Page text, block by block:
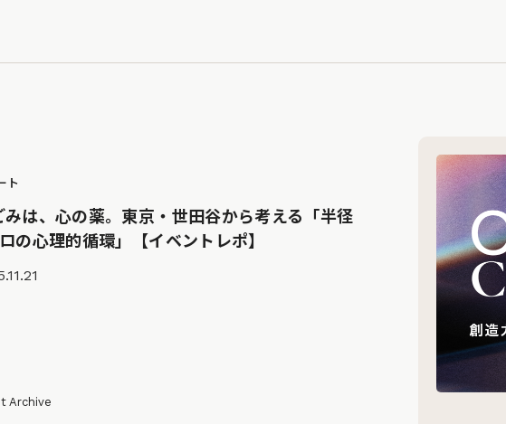
ト
みは、心の薬。東京・世田谷から考える「半径
の心理的循環」【イベントレポ】
Archive